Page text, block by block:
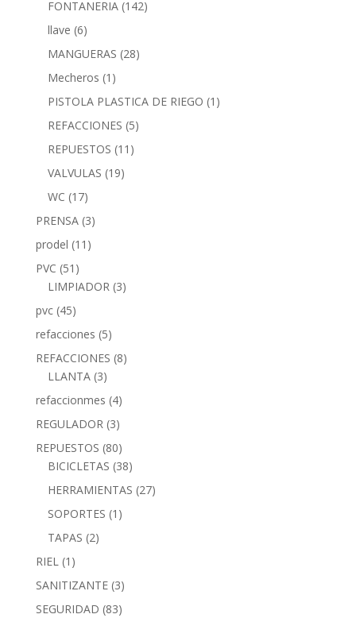
FONTANERIA (142)
llave (6)
MANGUERAS (28)
Mecheros (1)
PISTOLA PLASTICA DE RIEGO (1)
REFACCIONES (5)
REPUESTOS (11)
VALVULAS (19)
WC (17)
PRENSA (3)
prodel (11)
PVC (51)
LIMPIADOR (3)
pvc (45)
refacciones (5)
REFACCIONES (8)
LLANTA (3)
refaccionmes (4)
REGULADOR (3)
REPUESTOS (80)
BICICLETAS (38)
HERRAMIENTAS (27)
SOPORTES (1)
TAPAS (2)
RIEL (1)
SANITIZANTE (3)
SEGURIDAD (83)